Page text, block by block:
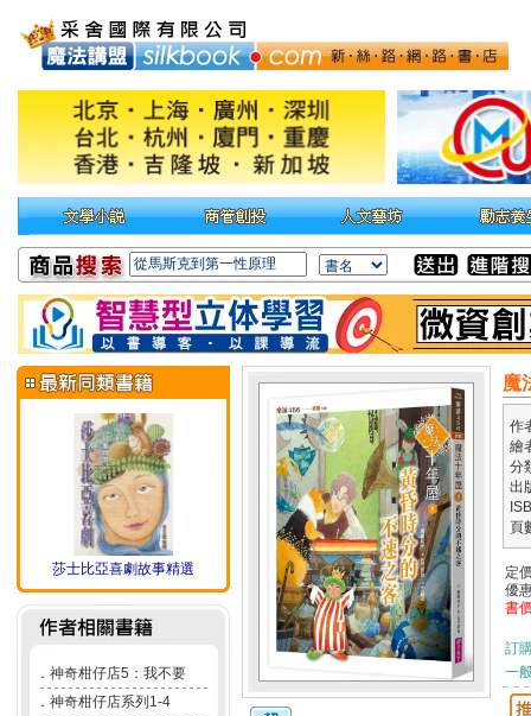
莎士比亞喜劇故事精選
． 神奇柑仔店5：我不要
． 神奇柑仔店系列1-4
魔
作
繪
分
出
頁
定
優
書
訂
一